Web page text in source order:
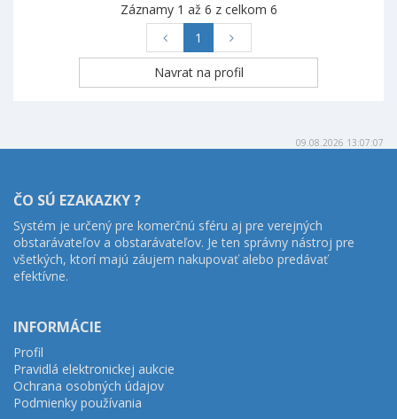
Záznamy 1 až 6 z celkom 6
1
09.08.2026 13:07:07
ČO SÚ EZAKAZKY ?
Systém je určený pre komerčnú sféru aj pre verejných
obstarávateľov a obstarávateľov. Je ten správny nástroj pre
všetkých, ktorí majú záujem nakupovať alebo predávať
efektívne.
INFORMÁCIE
Profil
Pravidlá elektronickej aukcie
Ochrana osobných údajov
Podmienky používania